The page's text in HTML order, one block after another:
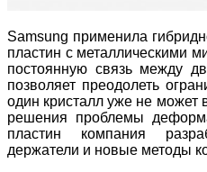
Samsung применила
пластин с металлическими
постоянную связь между
позволяет преодолеть
один кристалл уже не может
решения проблемы
пластин компания
держатели и новые методы